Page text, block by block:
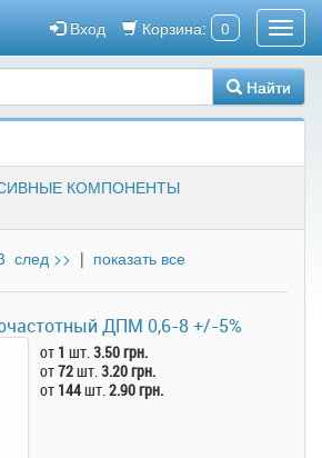
Корзина: 0
Вход
Найти
КОМПОНЕНТЫ
след >> | показать все
ДПМ 0,6-8 +/-5%
от 1 шт.3.50 грн.
от72шт.3.20 грн.
от 144шт.2.90 грн.